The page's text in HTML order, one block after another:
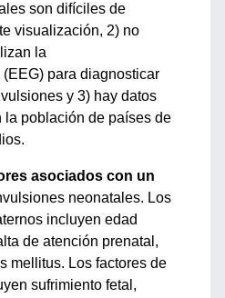
son difíciles de
visualización, 2) no
la
para diagnosticar
y 3) hay datos
la población de países de
asociados con un
neonatales. Los
incluyen edad
de atención prenatal,
mellitus. Los factores de
sufrimiento fetal,